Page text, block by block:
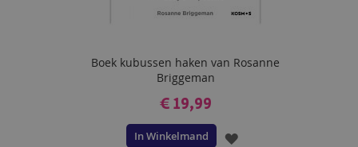
Boek kubussen haken van Rosanne
Briggeman
€ 19,99
In Winkelmand
VOEG